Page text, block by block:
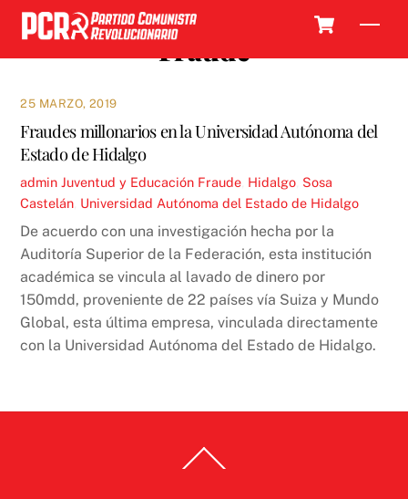
Skip
content
Fraude
25 MARZO, 2019
Fraudes millonarios en la Universidad Autónoma del
Estado de Hidalgo
admin Juventud y Educación Fraude Hidalgo Sosa
Castelán Universidad Autónoma del Estado de Hidalgo
De acuerdo con una investigación hecha por la
Auditoría Superior de la Federación, esta institución
académica se vincula al lavado de dinero por
150mdd, proveniente de 22 países vía Suiza y Mundo
Global, esta última empresa, vinculada directamente
con la Universidad Autónoma del Estado de Hidalgo.
To